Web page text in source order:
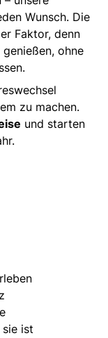
Wunsch. Die
Faktor, denn
ohne
zu machen.
und starten
ist